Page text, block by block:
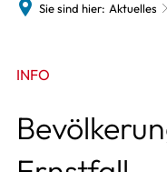
Sie sind hier: Aktuelles
INFO